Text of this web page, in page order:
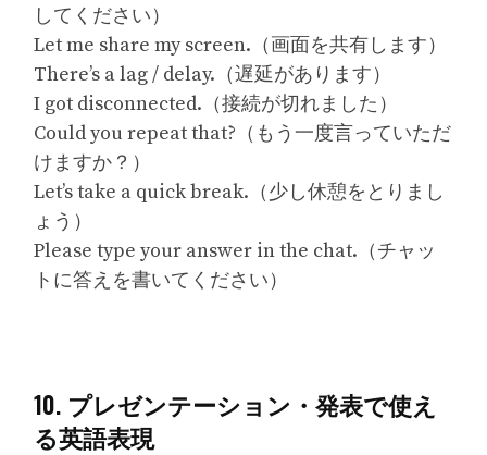
してください）
Let me share my screen.（画面を共有します）
There’s a lag / delay.（遅延があります）
I got disconnected.（接続が切れました）
Could you repeat that?（もう一度言っていただ
けますか？）
Let’s take a quick break.（少し休憩をとりまし
ょう）
Please type your answer in the chat.（チャッ
トに答えを書いてください）
10. プレゼンテーション・発表で使え
る英語表現